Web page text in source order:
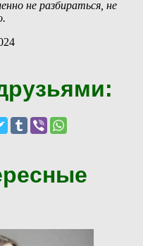
не разбираться, не